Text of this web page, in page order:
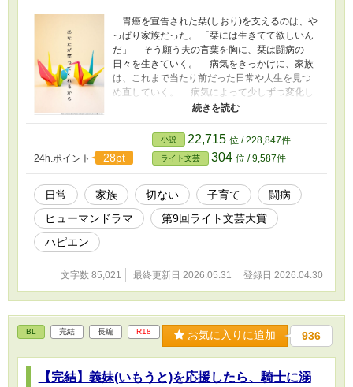
胃癌を宣告された栞(しおり)を支えるのは、や
っぱり家族だった。 「栞には生きてて欲しいん
だ」 そう願う夫の言葉を胸に、栞は闘病の
日々を生きていく。 病気をきっかけに、家族
は、これまで当たり前だった日常や人生を見つ
め直していく。 病気によって少しずつ変化し
ていく日常。 その中で、家族は互いを支え、
のではなく、愛する家族と過ごすかけがえのな
い毎日です。 栞たち家族を、温かく見守って
いただけたら嬉しいです。 毎日更新予定。
栞：私、専業主婦 大輔：夫、会社員 琥太郎：息
子
24h.ポイント 28pt
小説 22,715 位 / 228,847件
ライト文芸 304 位 / 9,587件
日常 家族 切ない 子育て
闘病
ヒューマンドラマ
第9回ライト文芸大賞
ハピエン
文字数 85,021 最終更新日 2026.05.31 登録日 2026.04.30
BL 完結 長編 R18 お気に入りに追加 936
【完結】義妹(いもうと)を応援したら、騎士に溺